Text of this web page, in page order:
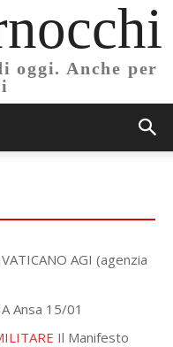
oggi. Anche per
AGI (agenzia
Ansa 15/01
Il Manifesto